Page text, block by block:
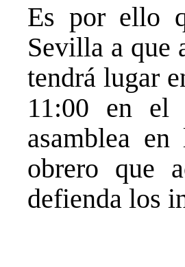
Es por ello
Sevilla a que
tendrá lugar
11:00 en el
asamblea
obrero que
defienda los